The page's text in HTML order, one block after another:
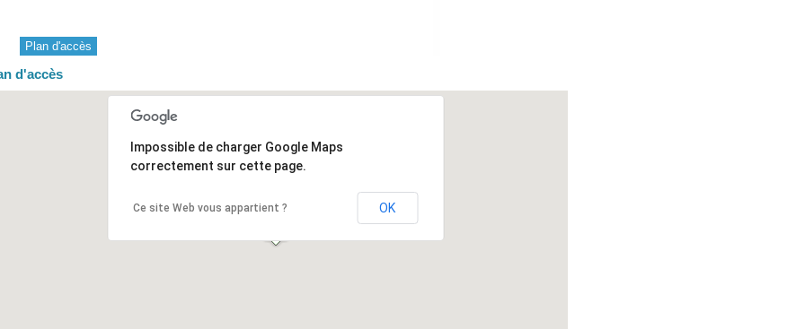
Plan d'accès
d'accès
Impossible de charger Google Maps
correctement sur cette page.
Ce site Web vous appartient ? OK